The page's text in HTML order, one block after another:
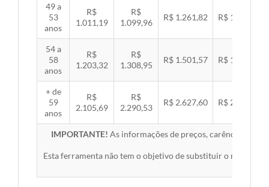
49 a
53
anos
R$
1.011,19
R$
1.099,96
R$ 1.261,82 R$ 1.300,32
54 a
58
anos
R$
1.203,32
R$
1.308,95
R$ 1.501,57 R$ 1.547,38
+ de
59
anos
R$
2.105,69
R$
2.290,53
R$ 2.627,60 R$ 2.707,76
IMPORTANTE! As informações de preços, carências,
Esta ferramenta não tem o objetivo de substituir o material